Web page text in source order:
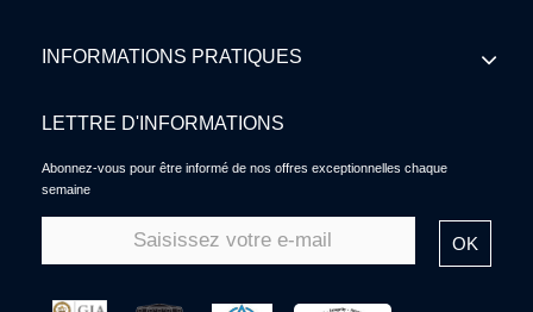
INFORMATIONS PRATIQUES
LETTRE D'INFORMATIONS
Abonnez-vous pour être informé de nos offres exceptionnelles chaque
semaine
OK